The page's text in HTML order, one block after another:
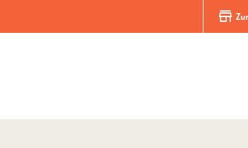
store